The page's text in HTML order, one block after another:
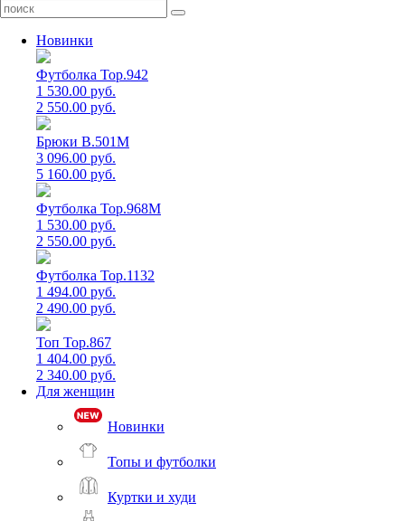
Новинки
Футболка Top.942
1 530.00 руб.
2 550.00 руб.
Брюки B.501M
3 096.00 руб.
5 160.00 руб.
Футболка Top.968M
1 530.00 руб.
2 550.00 руб.
Футболка Top.1132
1 494.00 руб.
2 490.00 руб.
Топ Top.867
1 404.00 руб.
2 340.00 руб.
Для женщин
Новинки
Топы и футболки
Куртки и худи